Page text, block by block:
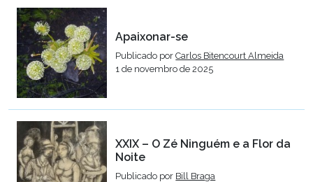
Apaixonar-se
Publicado porCarlos Bitencourt Almeida
1 de novembro de 2025
XXIX – O Zé Ninguém e a Flor da
Noite
Publicado por Bill Braga